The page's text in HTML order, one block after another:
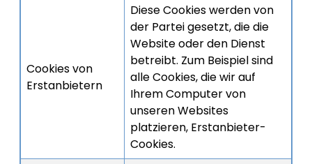
Cookies von
Erstanbietern
Diese Cookies werden von
der Partei gesetzt, die die
Website oder den Dienst
betreibt. Zum Beispiel sind
alle Cookies, die wir auf
Ihrem Computer von
unseren Websites
platzieren, Erstanbieter-
Cookies.